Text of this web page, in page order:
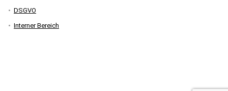
DSGVO
Interner Bereich